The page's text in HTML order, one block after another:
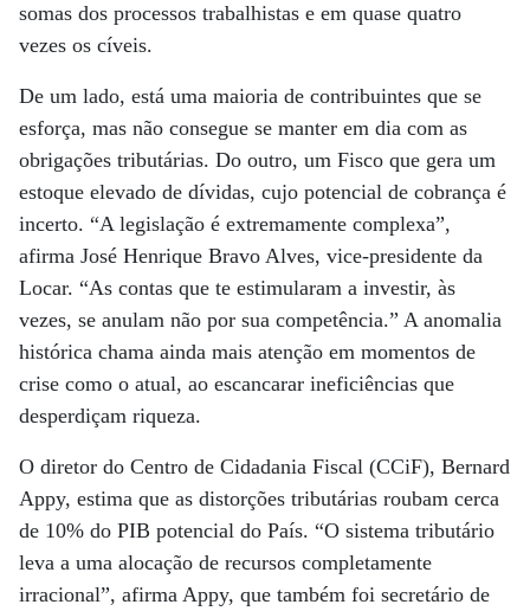
somas dos processos trabalhistas e em quase quatro
vezes os cíveis.
De um lado, está uma maioria de contribuintes que se
esforça, mas não consegue se manter em dia com as
obrigações tributárias. Do outro, um Fisco que gera um
estoque elevado de dívidas, cujo potencial de cobrança é
incerto. “A legislação é extremamente complexa”,
afirma José Henrique Bravo Alves, vice-presidente da
Locar. “As contas que te estimularam a investir, às
vezes, se anulam não por sua competência.” A anomalia
histórica chama ainda mais atenção em momentos de
crise como o atual, ao escancarar ineficiências que
desperdiçam riqueza.
O diretor do Centro de Cidadania Fiscal (CCiF), Bernard
Appy, estima que as distorções tributárias roubam cerca
de 10% do PIB potencial do País. “O sistema tributário
leva a uma alocação de recursos completamente
irracional”, afirma Appy, que também foi secretário de